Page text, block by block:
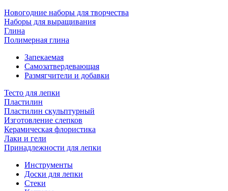
Новогодние наборы для творчества
Наборы для выращивания
Глина
Полимерная глина
Запекаемая
Самозатвердевающая
Размягчители и добавки
Тесто для лепки
Пластилин
Пластилин скульптурный
Изготовление слепков
Керамическая флористика
Лаки и гели
Принадлежности для лепки
Инструменты
Доски для лепки
Стеки